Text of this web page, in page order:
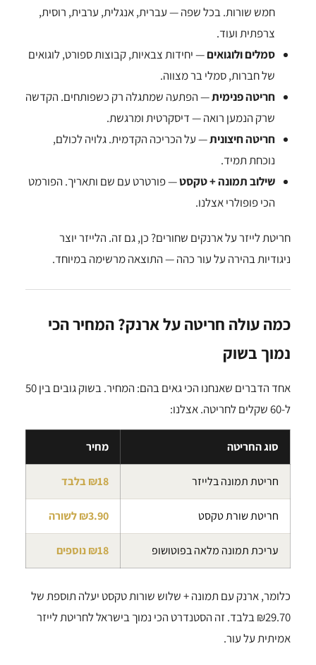
חמש שורות. בכל שפה — עברית, אנגלית, ערבית, רוסית,
צרפתית ועוד.
סמלים ולוגואים— יחידות צבאיות, קבוצות ספורט, לוגואים
של חברות, סמלי בר מצווה.
חריטה פנימית— הפתעה שמתגלה רק כשפותחים. הקדשה
שרק הנמען רואה — דיסקרטית ומרגשת.
חריטה חיצונית— על הכריכה הקדמית. גלויה לכולם,
נוכחת תמיד.
שילוב תמונה + טקסט— פורטרט עם שם ותאריך. הפורמט
הכי פופולרי אצלנו.
חריטת לייזר על ארנקים שחורים? כן, גם זה. הלייזר יוצר
ניגודיות בהירה על עור כהה — התוצאה מרשימה במיוחד.
כמה עולה חריטה על ארנק? המחיר הכי
נמוך בשוק
אחד הדברים שאנחנו הכי גאים בהם: המחיר. בשוק גובים בין 50
ל-60 שקלים לחריטה. אצלנו:
סוג החריטה מחיר
חריטת תמונה בלייזר ₪18 בלבד
חריטת שורת טקסט ₪3.90 לשורה
עריכת תמונה מלאה בפוטושופ ₪18 נוספים
כלומר, ארנק עם תמונה + שלוש שורות טקסט יעלה תוספת של
₪29.70 בלבד. זה הסטנדרט הכי נמוך בישראל לחריטת לייזר
אמיתית על עור.